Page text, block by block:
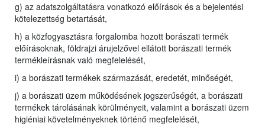
g) az adatszolgáltatásra vonatkozó előírások és a bejelentési
kötelezettség betartását,
h) a közfogyasztásra forgalomba hozott borászati termék
előírásoknak, földrajzi árujelzővel ellátott borászati termék
termékleírásnak való megfelelését,
i) a borászati termékek származását, eredetét, minőségét,
j) a borászati üzem működésének jogszerűségét, a borászati
termékek tárolásának körülményeit, valamint a borászati üzem
higiéniai követelményeknek történő megfelelését,